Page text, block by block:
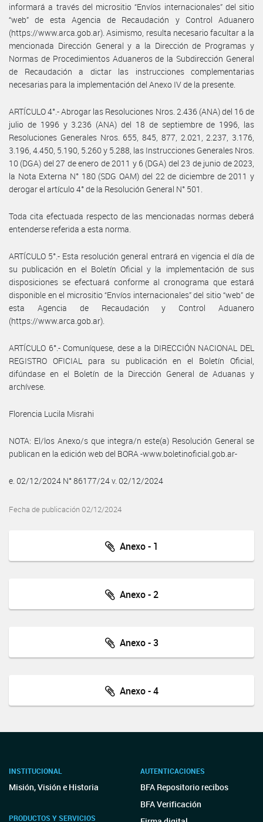
informará a través del micrositio “Envíos internacionales” del sitio
“web” de esta Agencia de Recaudación y Control Aduanero
(https://www.arca.gob.ar). Asimismo, resulta necesario facultar a la
mencionada Dirección General y a la Dirección de Programas y
Normas de Procedimientos Aduaneros de la Subdirección General
de Recaudación a dictar las instrucciones complementarias
necesarias para la implementación del Anexo IV de la presente.
ARTÍCULO 4°.- Abrogar las Resoluciones Nros. 2.436 (ANA) del 16 de
julio de 1996 y 3.236 (ANA) del 18 de septiembre de 1996, las
Resoluciones Generales Nros. 655, 845, 877, 2.021, 2.237, 3.176,
3.196, 4.450, 5.190, 5.260 y 5.288, las Instrucciones Generales Nros.
10 (DGA) del 27 de enero de 2011 y 6 (DGA) del 23 de junio de 2023,
la Nota Externa N° 180 (SDG OAM) del 22 de diciembre de 2011 y
derogar el artículo 4° de la Resolución General N° 501.
Toda cita efectuada respecto de las mencionadas normas deberá
entenderse referida a esta norma.
ARTÍCULO 5°.- Esta resolución general entrará en vigencia el día de
su publicación en el Boletín Oficial y la implementación de sus
disposiciones se efectuará conforme al cronograma que estará
disponible en el micrositio “Envíos internacionales” del sitio “web” de
esta Agencia de Recaudación y Control Aduanero
(https://www.arca.gob.ar).
ARTÍCULO 6°.- Comuníquese, dese a la DIRECCIÓN NACIONAL DEL
REGISTRO OFICIAL para su publicación en el Boletín Oficial,
difúndase en el Boletín de la Dirección General de Aduanas y
archívese.
Florencia Lucila Misrahi
NOTA: El/los Anexo/s que integra/n este(a) Resolución General se
publican en la edición web del BORA -www.boletinoficial.gob.ar-
e. 02/12/2024 N° 86177/24 v. 02/12/2024
Fecha de publicación 02/12/2024
Anexo - 1
Anexo - 2
Anexo - 3
Anexo - 4
INSTITUCIONAL
Misión, Visión e Historia
PRODUCTOS Y SERVICIOS
AUTENTICACIONES
BFA Repositorio recibos
BFA Verificación